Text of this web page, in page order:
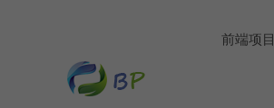
前端项目